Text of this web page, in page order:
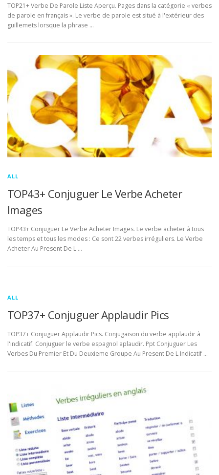
TOP21+ Verbe De Parole Liste Aperçu. Pages dans la catégorie « verbes
de parole en français ». Le verbe de parole est situé à l'extérieur des
guillemets lorsque la phrase …
ALL
TOP43+ Conjuguer Le Verbe Acheter
Images
TOP43+ Conjuguer Le Verbe Acheter Images. Le verbe acheter à tous
les temps et tous les modes : Ce sont 22 verbes irréguliers. Le Verbe
Acheter Au Present De L …
ALL
TOP37+ Conjuguer Applaudir Pics
TOP37+ Conjuguer Applaudir Pics. Conjugaison du verbe applaudir à
l'indicatif. Conjuguer le verbe espagnol aplaudir. Ppt Conjuguer Les
Verbes Du Premier Et Du Deuxieme Groupe Au Present De L Indicatif …